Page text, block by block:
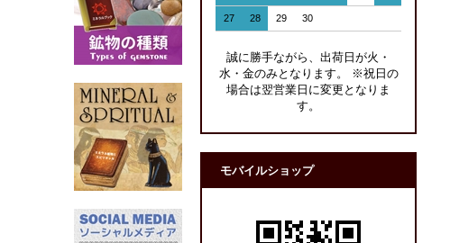
27 28 29 30
誠に勝手ながら、出荷日が火・
水・金のみとなります。 ※祝日の
場合は翌営業日に変更となりま
す。
モバイルショップ